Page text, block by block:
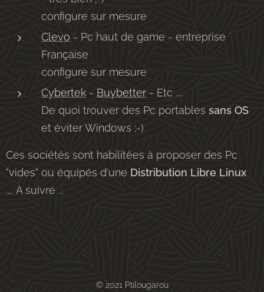
configure sur mesure
Clevo - Pc haut de game - entreprise
Française
configure sur mesure
Cybertek - Buybetter- Etc ....
De quoi trouver des Pc portables sans OS
et éviter Windows ;-)
Ces sociétés sont habilitées à proposer des Pc
"vides" ou équipés d'une Distribution Libre Linux
.... A suivre ...
© 2021 Ptilougarou